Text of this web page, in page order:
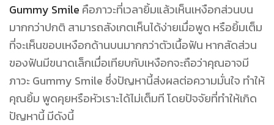
Gummy Smile คือภาวะที่เวลายิ้มแล้วเห็นเหงือกส่วนบน
มากกว่าปกติ สามารถสังเกตเห็นได้ง่ายเมื่อพูด หรือยิ้มเต็ม
ที่จะเห็นขอบเหงือกด้านบนมากกว่าตัวเนื้อฟัน หากสัดส่วน
ของฟันมีขนาดเล็กเมื่อเทียบกับเหงือกจะถือว่าคุณอาจมี
ภาวะ Gummy Smile ซึ่งปัญหานี้ส่งผลต่อความมั่นใจ ทำให้
คุณยิ้ม พูดคุยหรือหัวเราะได้ไม่เต็มที โดยปัจจัยที่ทำให้เกิด
ปัญหานี้ มีดังนี้